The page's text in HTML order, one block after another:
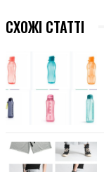
СХОЖІ СТАТТІ